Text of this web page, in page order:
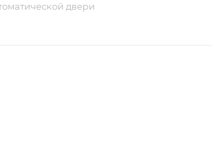
двери